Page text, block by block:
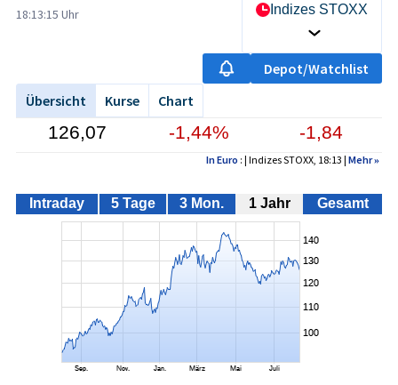
18:13:15 Uhr Indizes STOXX
Depot/Watchlist
Übersicht
Kurse Chart
126,07 -1,44% -1,84
In Euro : | Indizes STOXX, 18:13 | Mehr»
Intraday 5 Tage 3 Mon. 1 Jahr Gesamt